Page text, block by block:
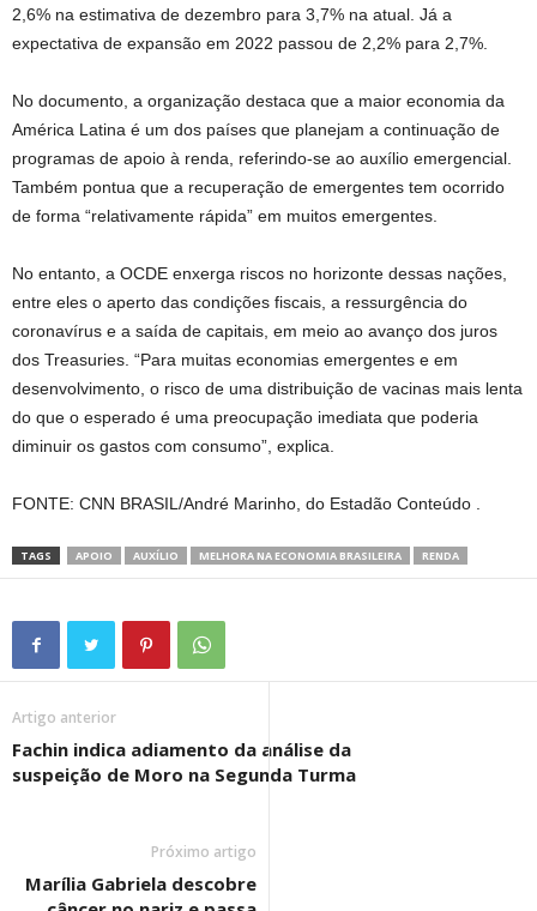
2,6% na estimativa de dezembro para 3,7% na atual. Já a
expectativa de expansão em 2022 passou de 2,2% para 2,7%.
No documento, a organização destaca que a maior economia da
América Latina é um dos países que planejam a continuação de
programas de apoio à renda, referindo-se ao auxílio emergencial.
Também pontua que a recuperação de emergentes tem ocorrido
de forma “relativamente rápida” em muitos emergentes.
No entanto, a OCDE enxerga riscos no horizonte dessas nações,
entre eles o aperto das condições fiscais, a ressurgência do
coronavírus e a saída de capitais, em meio ao avanço dos juros
dos Treasuries. “Para muitas economias emergentes e em
desenvolvimento, o risco de uma distribuição de vacinas mais lenta
do que o esperado é uma preocupação imediata que poderia
diminuir os gastos com consumo”, explica.
FONTE: CNN BRASIL/André Marinho, do Estadão Conteúdo .
TAGS APOIO AUXÍLIO MELHORA NA ECONOMIA BRASILEIRA RENDA
Artigo anterior
Fachin indica adiamento da análise da
suspeição de Moro na Segunda Turma
Próximo artigo
Marília Gabriela descobre